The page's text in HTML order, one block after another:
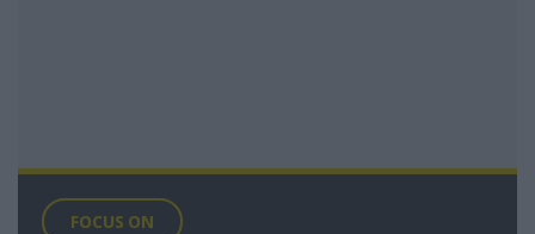
FOCUS ON